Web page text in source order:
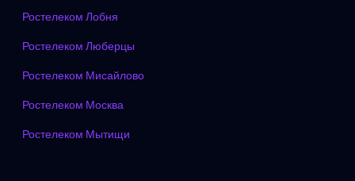
Ростелеком Лобня
Ростелеком Люберцы
Ростелеком Мисайлово
Ростелеком Москва
Ростелеком Мытищи